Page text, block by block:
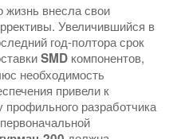
жизнь внесла свои
Увеличившийся в
год-полтора срок
SMD компонентов,
необходимость
привели к
профильного разработчика